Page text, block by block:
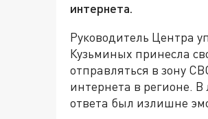
интернета.
Руководитель Центра
Кузьминых принесла
отправляться в зону
интернета в регионе.
ответа был излишне